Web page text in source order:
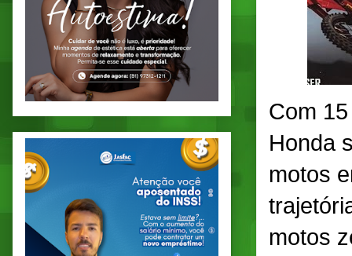
Com
Honda
motos
motos